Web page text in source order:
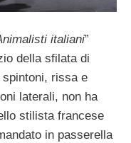
italiani”
della sfilata di
rissa e
laterali, non ha
stilista francese
in passerella